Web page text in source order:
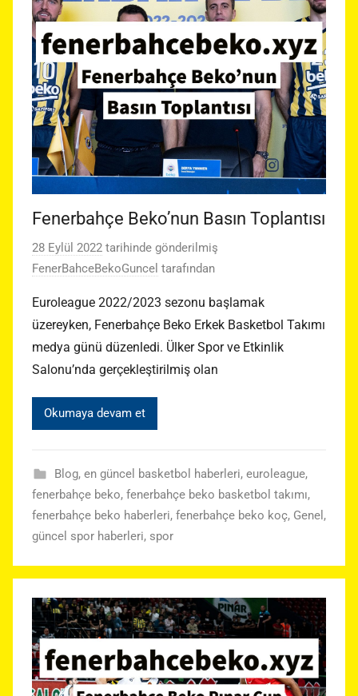
Fenerbahçe Beko’nun Basın Toplantısı
28 Eylül 2022 tarihinde gönderilmiş
FenerBahceBekoGuncel tarafından
Euroleague 2022/2023 sezonu başlamak
üzereyken, Fenerbahçe Beko Erkek Basketbol Takımı
medya günü düzenledi. Ülker Spor ve Etkinlik
Salonu’nda gerçekleştirilmiş olan
Okumaya devam et
Blog, en güncel basketbol haberleri, euroleague,
fenerbahçe beko, fenerbahçe beko basketbol takımı,
fenerbahçe beko haberleri, fenerbahçe beko koç, Genel ,
güncel spor haberleri, spor